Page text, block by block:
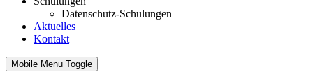
Datenschutz-Schulungen
Aktuelles
Kontakt
Mobile Menu Toggle